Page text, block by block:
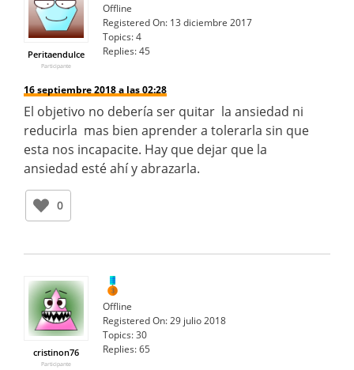
Peritaendulce
Participante
Offline
Registered On: 13 diciembre 2017
Topics:4
Replies:45
16 septiembre 2018 a las 02:28
El objetivo no debería ser quitar la ansiedad ni
reducirla mas bien aprender a tolerarla sin que
esta nos incapacite. Hay que dejar que la
ansiedad esté ahí y abrazarla.
0
cristinon76
Participante
Offline
Registered On:29 julio 2018
Topics:30
Replies:65